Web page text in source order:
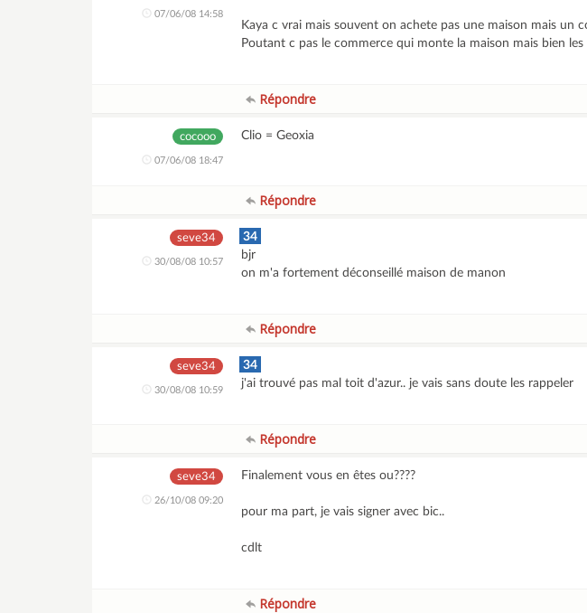
07/06/08 14:58
Kaya c vrai mais souvent on achete pas une maison mais un
Poutant c pas le commerce qui monte la maison mais bien les
Répondre
cocooo
07/06/08 18:47
Clio = Geoxia
Répondre
seve34
30/08/08 10:57
34
bjr
on m'a fortement déconseillé maison de manon
Répondre
seve34
30/08/08 10:59
34
j'ai trouvé pas mal toit d'azur.. je vais sans doute les rappeler
Répondre
seve34
26/10/08 09:20
Finalement vous en êtes ou????
pour ma part, je vais signer avec bic..
cdlt
Répondre